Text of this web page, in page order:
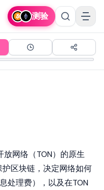
测验
放网络 （TON）的原生
护区块链 ，决定网络如何
处理费），以及在TON